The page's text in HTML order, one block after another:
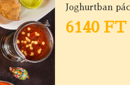
Joghurtban
6140 FT